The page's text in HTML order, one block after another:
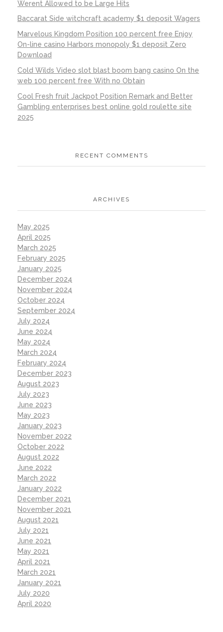
Werent Allowed to be Large Hits
Baccarat Side witchcraft academy $1 deposit Wagers
Marvelous Kingdom Position 100 percent free Enjoy
On-line casino Harbors monopoly $1 deposit Zero
Download
Cold Wilds Video slot blast boom bang casino On the
web 100 percent free With no Obtain
Cool Fresh fruit Jackpot Position Remark and Better
Gambling enterprises best online gold roulette site
2025
RECENT COMMENTS
ARCHIVES
May 2025
April 2025
March 2025
February 2025
January 2025
December 2024
November 2024
October 2024
September 2024
July 2024
June 2024
May 2024
March 2024
February 2024
December 2023
August 2023
July 2023
June 2023
May 2023
January 2023
November 2022
October 2022
August 2022
June 2022
March 2022
January 2022
December 2021
November 2021
August 2021
July 2021
June 2021
May 2021
April 2021
March 2021
January 2021
July 2020
April 2020